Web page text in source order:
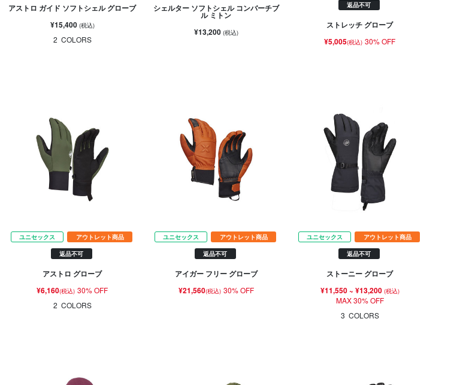
アストロ ガイド ソフトシェル グローブ
¥15,400 (税込)
2 COLORS
シェルター ソフトシェル コンバーチブ
ル ミトン
¥13,200 (税込)
返品不可
ストレッチ グローブ
¥5,005(税込) 30% OFF
ユニセックス アウトレット商品
返品不可
アストロ グローブ
¥6,160(税込) 30% OFF
2 COLORS
ユニセックス アウトレット商品
返品不可
アイガー フリー グローブ
¥21,560(税込) 30% OFF
ユニセックス アウトレット商品
返品不可
ストーニー グローブ
¥11,550~ ¥13,200 (税込)
MAX 30% OFF
3 COLORS